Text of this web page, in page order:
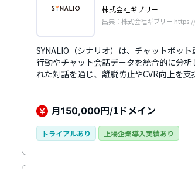
株式会社ギブリー
出典：株式会社ギブリー
SYNALIO（シナリオ）は、チャットボッ
行動やチャット会話データを統合的に分
れた対話を通じ、離脱防止やCVR向上を
タやBIダッシュボード、AIによるクリエ
心者でも手軽に運用が可能です。さらに
の統合を通じた顧客体験の最適化を実現し
月150,000円/1ドメイン
トライアルあり 上場企業導入実績あり